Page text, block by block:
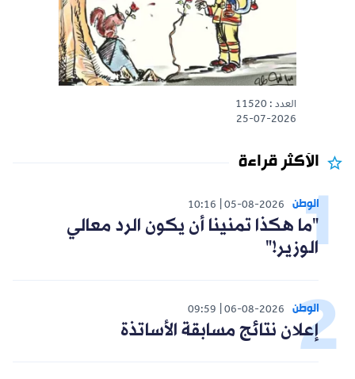
العدد : 11520
25-07-2026
الأكثر قراءة
الوطن 05-08-2026
10:16
"ما هكذا تمنينا أن يكون الرد معالي
الوزير!"
الوطن 06-08-2026
09:59
إعلان نتائج مسابقة الأساتذة